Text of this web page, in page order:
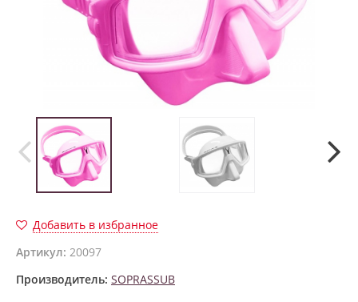
Добавить в избранное
Артикул: 20097
Производитель: SOPRASSUB